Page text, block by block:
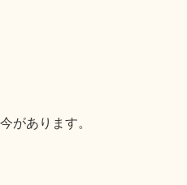
があります。